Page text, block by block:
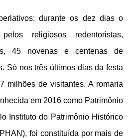
durante os dez dias o
religiosos redentoristas,
45 novenas e centenas de
Só nos três últimos dias da festa
milhões de visitantes. A romaria
em 2016 como Patrimônio
Instituto do Patrimônio Histórico
foi constituída por mais de